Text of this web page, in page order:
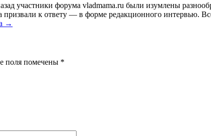
участники форума vladmama.ru были изумлены
к ответу — в форме редакционного интервью.
→
поля помечены *